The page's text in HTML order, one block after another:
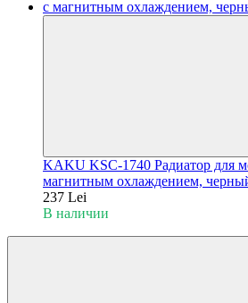
KAKU KSC-1740 Радиатор для
магнитным охлаждением,
237 Lei
В наличии